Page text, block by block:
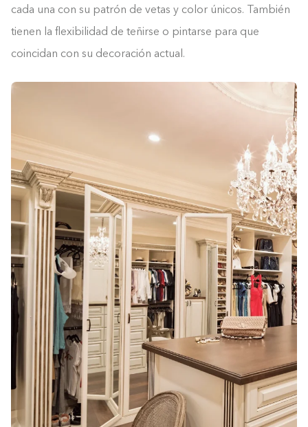
cada una con su patrón de vetas y color únicos. También
tienen la flexibilidad de teñirse o pintarse para que
coincidan con su decoración actual.